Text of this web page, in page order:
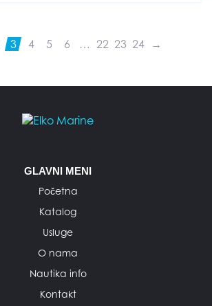
3 4 5 6 … 22 23 24 →
GLAVNI MENI
Početna
Katalog
Usluge
O nama
Nautika info
Kontakt